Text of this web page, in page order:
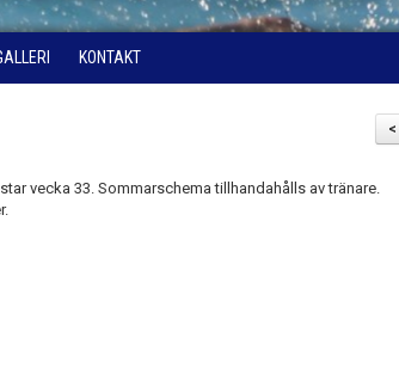
KONTAKT
<
vecka 33. Sommarschema tillhandahålls av tränare.